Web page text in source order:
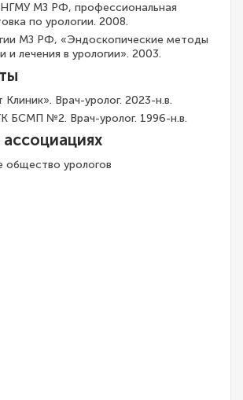
МЗ РФ, профессиональная
по урологии. 2008.
МЗ РФ, «Эндоскопические методы
и лечения в урологии». 2003.
Врач-уролог. 2023-н.в.
БСМП №2. Врач-уролог. 1996-н.в.
общество урологов